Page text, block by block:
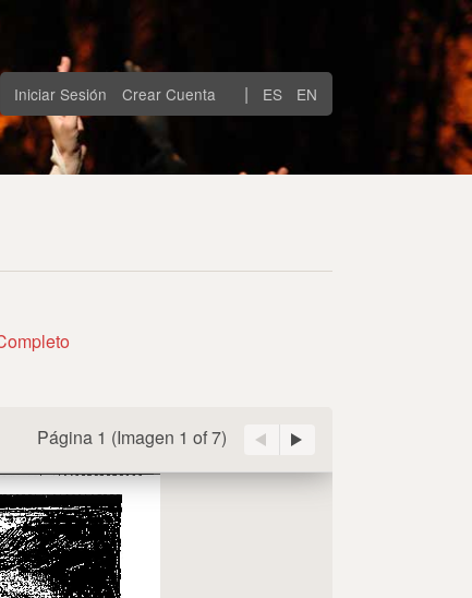
Iniciar Sesión Crear Cuenta | ES EN
Página 1 (Imagen 1 of 7)